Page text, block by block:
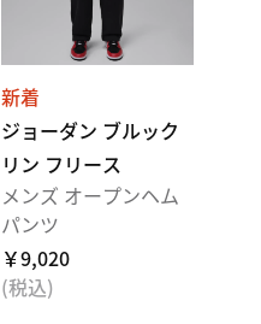
新着
ジョーダン ブルック
リン フリース
メンズ オープンヘム
パンツ
￥9,020
(税込)